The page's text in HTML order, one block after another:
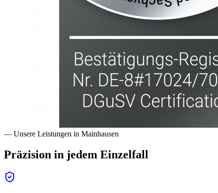
— Unsere Leistungen in Mainhausen
Präzision in jedem Einzelfall